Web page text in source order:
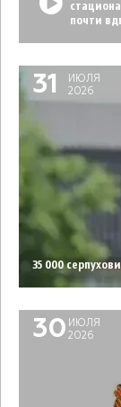
почти
31
ИЮЛЯ
2026
35 000
30 ИЮЛЯ
2026